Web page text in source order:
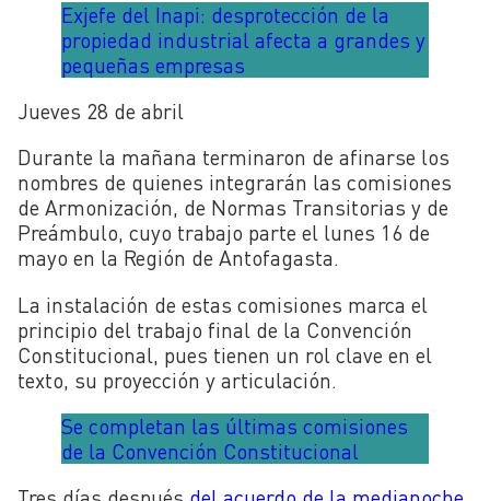
Exjefe del Inapi: desprotección de la
propiedad industrial afecta a grandes y
pequeñas empresas
Jueves 28 de abril
Durante la mañana terminaron de afinarse los
nombres de quienes integrarán las comisiones
de Armonización, de Normas Transitorias y de
Preámbulo, cuyo trabajo parte el lunes 16 de
mayo en la Región de Antofagasta.
La instalación de estas comisiones marca el
principio del trabajo final de la Convención
Constitucional, pues tienen un rol clave en el
texto, su proyección y articulación.
Se completan las últimas comisiones
de la Convención Constitucional